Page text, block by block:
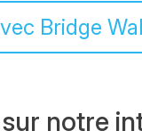
Bridge
sur notre